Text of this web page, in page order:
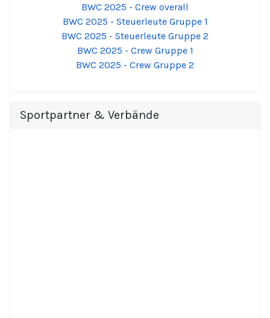
BWC 2025 - Crew overall
BWC 2025 - Steuerleute Gruppe 1
BWC 2025 - Steuerleute Gruppe 2
BWC 2025 - Crew Gruppe 1
BWC 2025 - Crew Gruppe 2
Sportpartner & Verbände